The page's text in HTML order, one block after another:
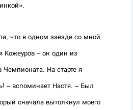
что в одном заезде со мной
Кожеуров – он один из
На старте я
– вспоминает Настя. – Был
сначала вытолкнул моего